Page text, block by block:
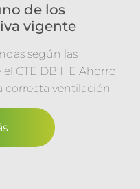
de los
vigente
según las
CTE DB HE Ahorro
correcta ventilación